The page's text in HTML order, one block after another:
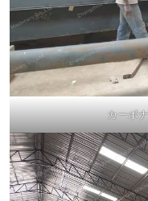
カーボ